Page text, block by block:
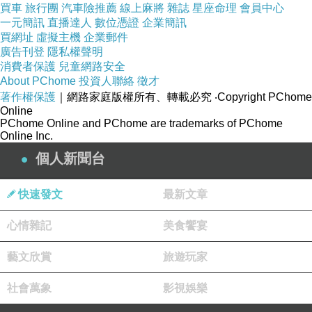
過5000美元的時候，通用航空產業將進入快速發
展期。陳斌認為，目前，我國人均GDP其實已經
超過瞭6600美元，具備瞭通用航空大發展的經濟
條件，預計未來低空空域全面開放以後，將會有
5萬架以上的市場需求。以每架平均2000萬元人
民幣計算，國內將有價值1萬億元的市場。此
外，《2013年中國通用航空發展報告》還顯示，
中國公務航空市場正在蓬勃發展，中國現在一年
購進80-100架、總價值25億-30億美元的公務飛
機，已成為擁有400多架、價值120多億美元的世
界上最大的公務飛機市場之一。“在未來20年內中
國的公務航空市場將以平均15%的速度增長，到
2033年中國大約應該有6000架公務機，這6000
架公務機的價值是1萬億元人民幣，年直接花費
買車 旅行團 汽車險推薦 線上麻將 雜誌 星座命理 會員中心
一元簡訊 直播達人 數位憑證 企業簡訊
買網址 虛擬主機 企業郵件
廣告刊登 隱私權聲明
消費者保護 兒童網路安全
About PChome 投資人聯絡 徵才
著作權保護 ｜網路家庭版權所有、轉載必究 ‧Copyright PChome
Online
PChome Online and PChome are trademarks of PChome
Online Inc.
個人新聞台
快速發文 最新文章
心情雜記 美食饗宴
藝文欣賞 旅遊玩家
社會萬象 影視娛樂